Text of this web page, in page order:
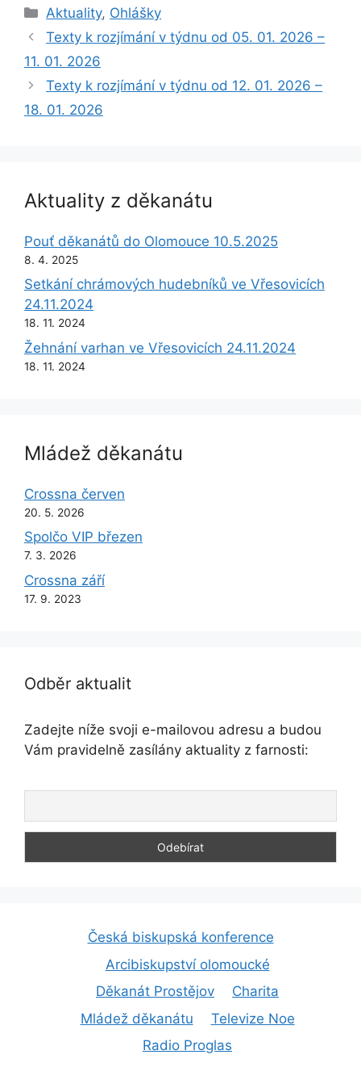
Rubriky
Aktuality, Ohlášky
Texty k rozjímání v týdnu od 05. 01. 2026 –
11. 01. 2026
Texty k rozjímání v týdnu od 12. 01. 2026 –
18. 01. 2026
Aktuality z děkanátu
Pouť děkanátů do Olomouce 10.5.2025
8. 4. 2025
Setkání chrámových hudebníků ve Vřesovicích
24.11.2024
18. 11. 2024
Žehnání varhan ve Vřesovicích 24.11.2024
18. 11. 2024
Mládež děkanátu
Crossna červen
20. 5. 2026
Spolčo VIP březen
7. 3. 2026
Crossna září
17. 9. 2023
Odběr aktualit
Zadejte níže svoji e-mailovou adresu a budou
Vám pravidelně zasílány aktuality z farnosti:
Česká biskupská konference
Arcibiskupství olomoucké
Děkanát Prostějov
Charita
Mládež děkanátu
Televize Noe
Radio Proglas